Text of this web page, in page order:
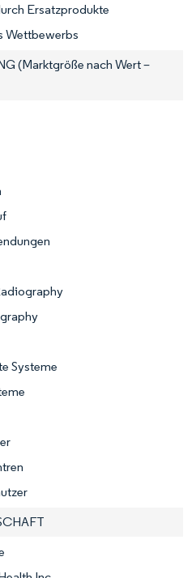
Ersatzprodukte
Wettbewerbs
(Marktgröße nach Wert –
Systeme